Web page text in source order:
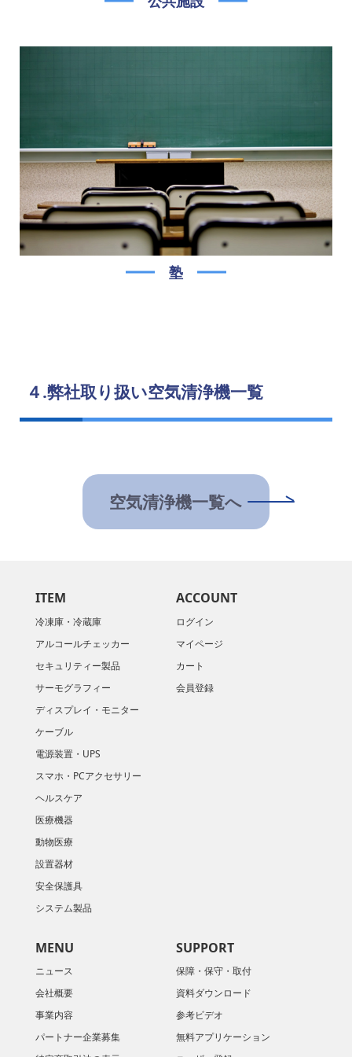
塾
４.弊社取り扱い空気清浄機一覧
空気清浄機一覧へ
ITEM
冷凍庫・冷蔵庫
アルコールチェッカー
セキュリティー製品
サーモグラフィー
ディスプレイ・モニター
ケーブル
電源装置・UPS
スマホ・PCアクセサリー
ヘルスケア
医療機器
動物医療
設置器材
安全保護具
システム製品
ACCOUNT
ログイン
マイページ
カート
会員登録
MENU
ニュース
会社概要
​事業内容
パートナー企業募集
SUPPORT
保障・保守・取付
資料ダウンロード
参考ビデオ
無料アプリケーション